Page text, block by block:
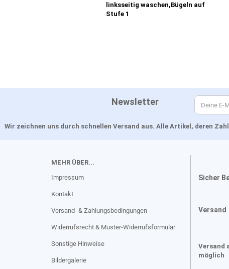
linksseitig waschen,Bügeln auf
Stufe 1
Newsletter
Wir zeichnen uns durch schnellen Versand aus. Alle Artikel, deren
MEHR ÜBER...
Impressum
Kontakt
Versand- & Zahlungsbedingungen
Widerrufsrecht & Muster-Widerrufsformular
Sonstige Hinweise
Bildergalerie
Sicher
Versand
Versand
möglich